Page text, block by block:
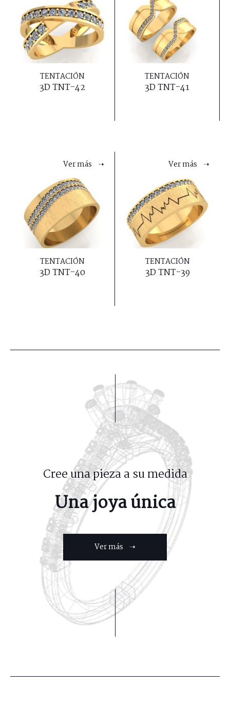
TENTACIÓN
3D TNT-42
TENTACIÓN
3D TNT-41
Ver más ➝
TENTACIÓN
3D TNT-40
Ver más ➝
TENTACIÓN
3D TNT-39
Cree una pieza a su medida
Una joya única
Ver más ➝